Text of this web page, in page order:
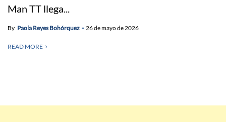
Man TT llega...
By Paola Reyes Bohórquez 26 de mayo de 2026
READ MORE